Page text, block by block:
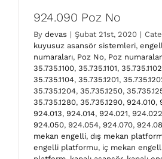
924.090 Poz No
By devas | Şubat 21st, 2020 |
kuyusuz asansör sistemleri,
numaraları, Poz No, Poz
35.735.1100, 35.735.1101, 35.735.1102
35.735.1104, 35.735.1201,
35.735.1204, 35.735.1250,
35.735.1280, 35.735.1290, 924.010,
924.013, 924.014, 924.021, 924.022
924.050, 924.054, 924.070,
mekan engelli, dış mekan
engelli platformu, iç mekan